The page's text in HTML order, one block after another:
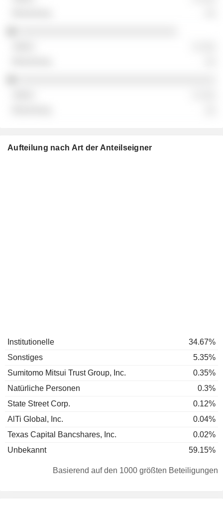
Aufteilung nach Art der Anteilseigner
Institutionelle
34.67%
Sonstiges
5.35%
Sumitomo Mitsui Trust Group, Inc.
0.35%
Natürliche Personen
0.3%
State Street Corp.
0.12%
AlTi Global, Inc.
0.04%
Texas Capital Bancshares, Inc.
0.02%
Unbekannt
59.15%
Basierend auf den 1000 größten Beteiligungen